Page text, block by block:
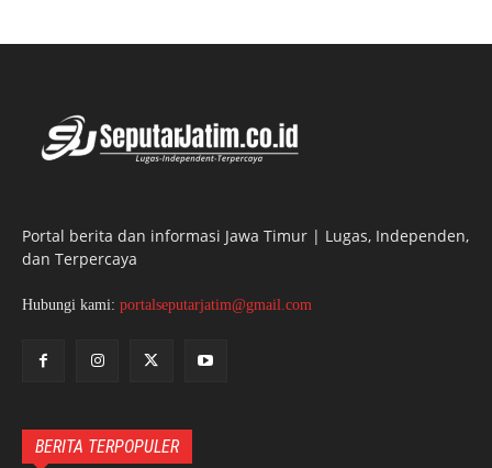
Portal berita dan informasi Jawa Timur | Lugas, Independen,
dan Terpercaya
Hubungi kami: portalseputarjatim@gmail.com
BERITA TERPOPULER